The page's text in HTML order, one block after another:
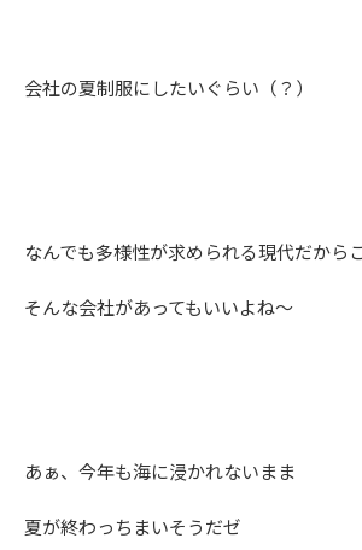
会社の夏制服にしたいぐらい（？）
なんでも多様性が求められる現代だから
そんな会社があってもいいよね～
あぁ、今年も海に浸かれないまま
夏が終わっちまいそうだゼ